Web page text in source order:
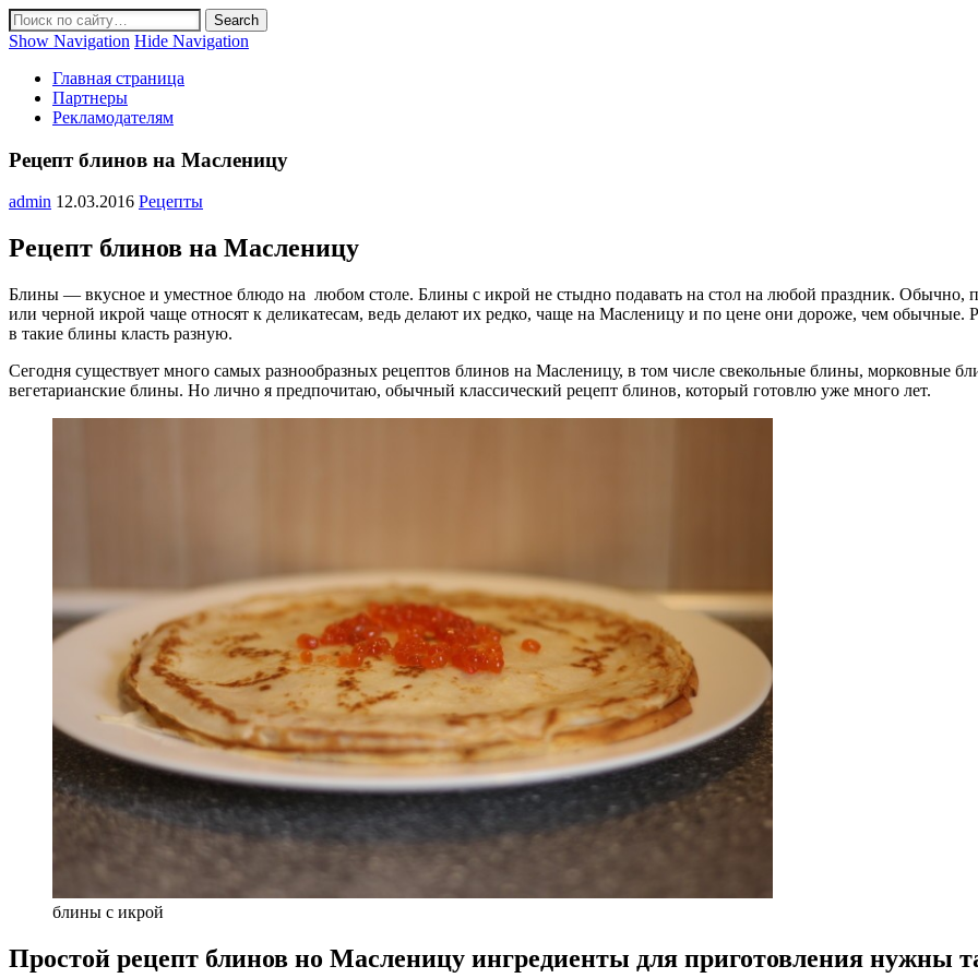
Show Navigation Hide Navigation
Главная страница
Партнеры
Рекламодателям
Рецепт блинов на Масленицу
admin 12.03.2016 Рецепты
Рецепт блинов на Масленицу
Блины — вкусное и уместное блюдо на любом столе. Блины с икрой не стыдно подавать на стол на любой праздник. Обычно,
или черной икрой чаще относят к деликатесам, ведь делают их редко, чаще на Масленицу и по цене они дороже, чем
в такие блины класть разную.
Сегодня существует много самых разнообразных рецептов блинов на Масленицу, в том числе свекольные блины,
вегетарианские блины. Но лично я предпочитаю, обычный классический рецепт блинов, который готовлю уже много лет.
блины с икрой
Простой рецепт блинов но Масленицу ингредиенты для приготовления нужны